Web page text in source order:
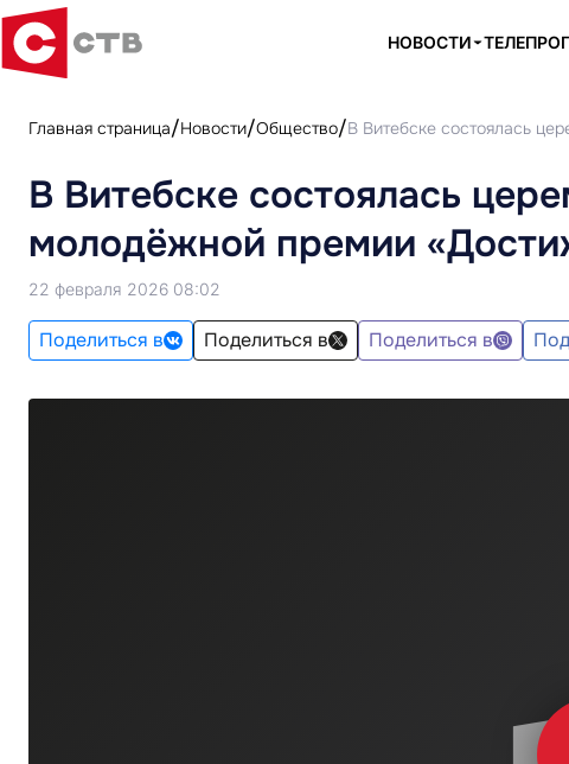
НОВОСТИ
Главная страница Новости Общество В Витебске состоялась
В Витебске состоялась
молодёжной премии
22 февраля 2026 08:02
Поделиться в Поделиться в Поделиться в